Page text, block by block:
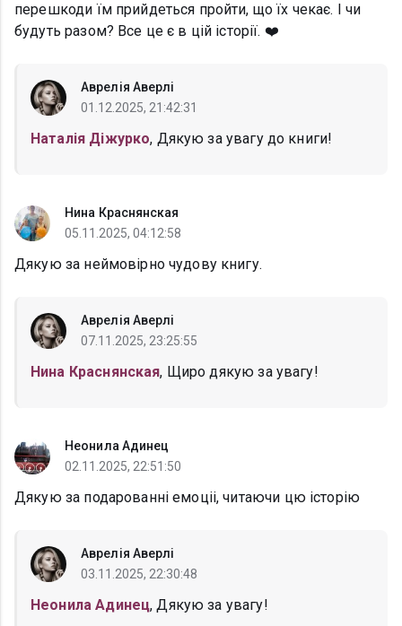
перешкоди їм прийдеться пройти, що їх чекає. І чи
будуть разом? Все це є в цій історії. ❤️
Аврелія Аверлі
01.12.2025, 21:42:31
Наталія Діжурко, Дякую за увагу до книги!
Нина Краснянская
05.11.2025, 04:12:58
Дякую за неймовірно чудову книгу.
Аврелія Аверлі
07.11.2025, 23:25:55
Нина Краснянская, Щиро дякую за увагу!
Неонила Адинец
02.11.2025, 22:51:50
Дякую за подарованні емоціі, читаючи цю історію
Аврелія Аверлі
03.11.2025, 22:30:48
Неонила Адинец, Дякую за увагу!